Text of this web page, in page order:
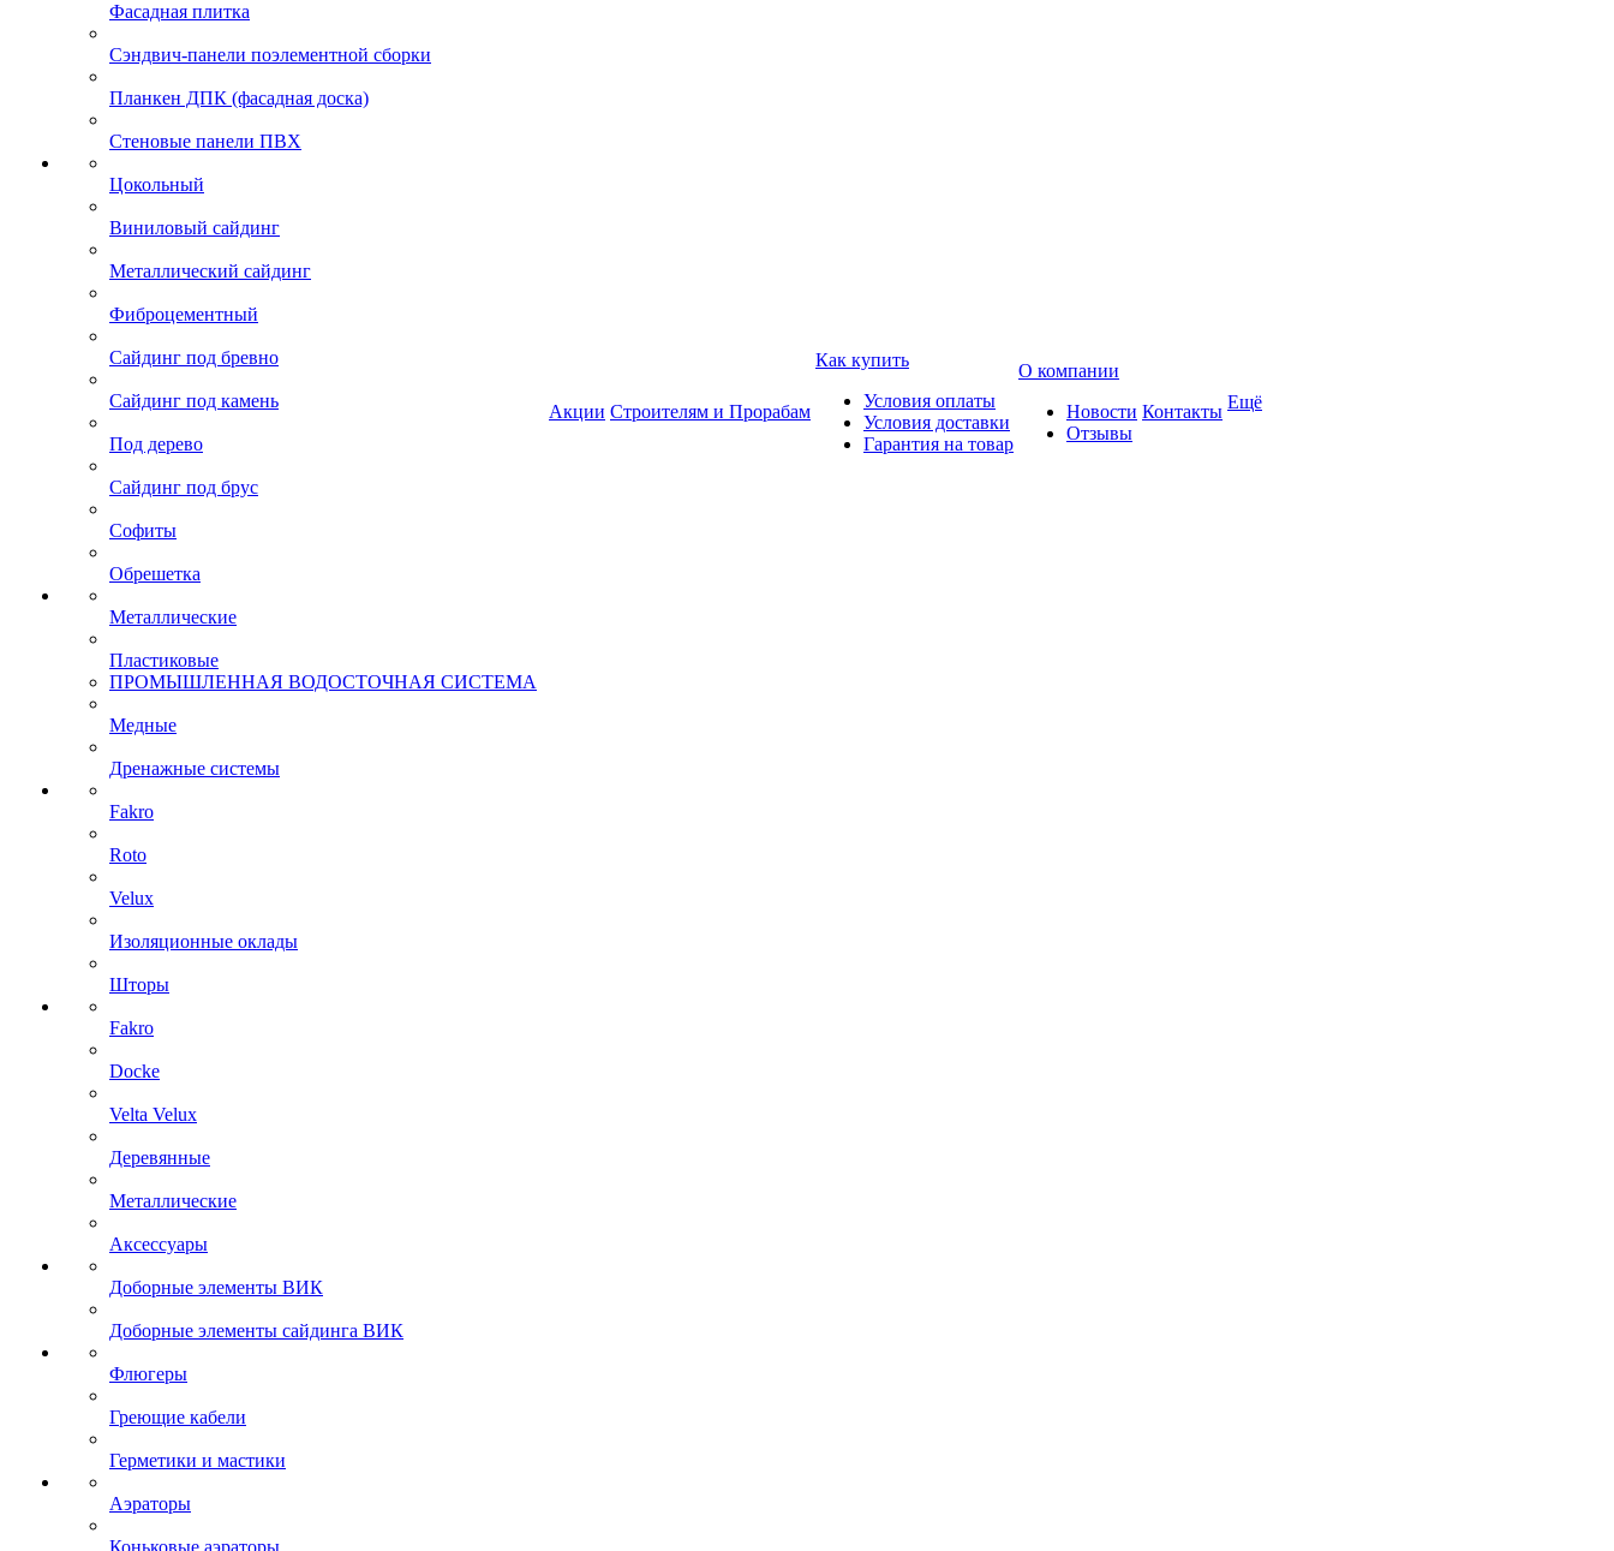
Фасадная плитка
Сэндвич-панели поэлементной сборки
Планкен ДПК (фасадная доска)
Стеновые панели ПВХ
Цокольный
Виниловый сайдинг
Металлический сайдинг
Фиброцементный
Сайдинг под бревно
Сайдинг под камень
Под дерево
Сайдинг под брус
Софиты
Обрешетка
Металлические
Пластиковые
ПРОМЫШЛЕННАЯ ВОДОСТОЧНАЯ СИСТЕМА
Медные
Дренажные системы
Fakro
Roto
Velux
Изоляционные оклады
Шторы
Fakro
Docke
Velta Velux
Деревянные
Металлические
Аксессуары
Доборные элементы ВИК
Доборные элементы сайдинга ВИК
Флюгеры
Греющие кабели
Герметики и мастики
Аэраторы
Коньковые аэраторы
Акции Строителям и Прорабам
Как купить
Условия оплаты
Условия доставки
Гарантия на товар
О компании
Новости
Отзывы
Контакты Ещё